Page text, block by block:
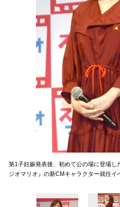
第1子妊娠発表後、初めて公の場に登場し
ジオマリオ』の新CMキャラクター就任